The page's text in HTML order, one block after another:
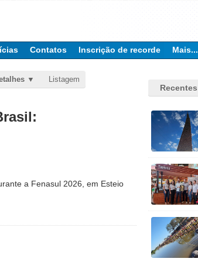
Contatos Inscrição de recorde Mais...
Listagem
a Fenasul 2026, em Esteio
Recentes